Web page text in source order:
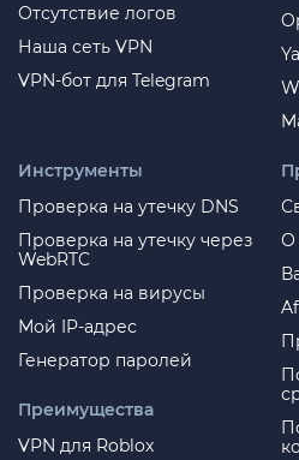
Отсутствие логов
Наша сеть VPN
VPN-бот для Telegram
О
Инструменты
Проверка на утечку DNS
Проверка на утечку через
WebRTC
Проверка на вирусы
Мой IP-адрес
Генератор паролей
Преимущества
VPN для Roblox